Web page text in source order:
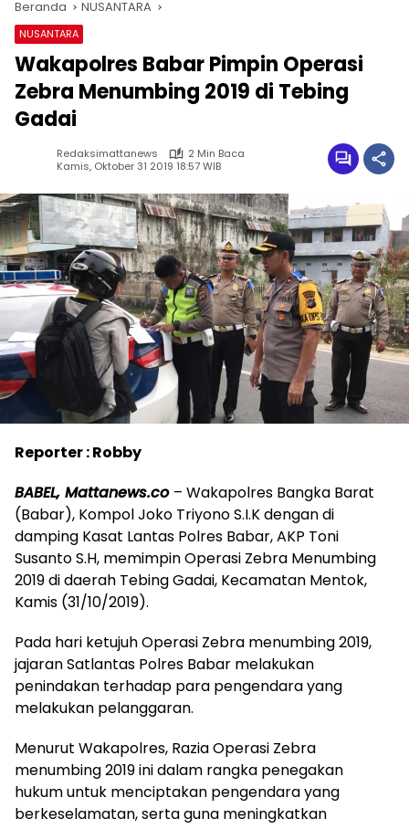
Beranda NUSANTARA
NUSANTARA
Wakapolres Babar Pimpin Operasi
Zebra Menumbing 2019 di Tebing
Gadai
Redaksimattanews
2 Min Baca
Kamis, Oktober 31 2019 18:57 WIB
Reporter : Robby
BABEL, Mattanews.co – Wakapolres Bangka Barat
(Babar), Kompol Joko Triyono S.I.K dengan di
damping Kasat Lantas Polres Babar, AKP Toni
Susanto S.H, memimpin Operasi Zebra Menumbing
2019 di daerah Tebing Gadai, Kecamatan Mentok,
Kamis (31/10/2019).
Pada hari ketujuh Operasi Zebra menumbing 2019,
jajaran Satlantas Polres Babar melakukan
penindakan terhadap para pengendara yang
melakukan pelanggaran.
Menurut Wakapolres, Razia Operasi Zebra
menumbing 2019 ini dalam rangka penegakan
hukum untuk menciptakan pengendara yang
berkeselamatan, serta guna meningkatkan